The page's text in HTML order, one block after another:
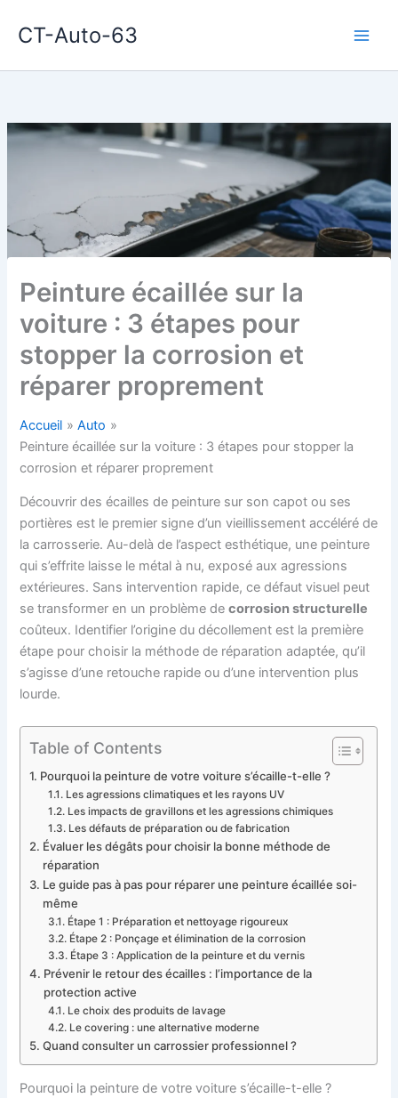
CT-Auto-63
Peinture écaillée sur la
voiture : 3 étapes pour
stopper la corrosion et
réparer proprement
Accueil
Auto
Peinture écaillée sur la voiture : 3 étapes pour stopper la
corrosion et réparer proprement
Découvrir des écailles de peinture sur son capot ou ses
portières est le premier signe d’un vieillissement accéléré de
la carrosserie. Au-delà de l’aspect esthétique, une peinture
qui s’effrite laisse le métal à nu, exposé aux agressions
extérieures. Sans intervention rapide, ce défaut visuel peut
se transformer en un problème decorrosion structurelle
coûteux. Identifier l’origine du décollement est la première
étape pour choisir la méthode de réparation adaptée, qu’il
s’agisse d’une retouche rapide ou d’une intervention plus
lourde.
Table of Contents
Pourquoi la peinture de votre voiture s’écaille-t-elle ?
Les agressions climatiques et les rayons UV
Les impacts de gravillons et les agressions chimiques
Les défauts de préparation ou de fabrication
Évaluer les dégâts pour choisir la bonne méthode de
réparation
Le guide pas à pas pour réparer une peinture écaillée soi-
même
Étape 1 : Préparation et nettoyage rigoureux
Étape 2 : Ponçage et élimination de la corrosion
Étape 3 : Application de la peinture et du vernis
Prévenir le retour des écailles : l’importance de la
protection active
Le choix des produits de lavage
Le covering : une alternative moderne
Quand consulter un carrossier professionnel ?
Pourquoi la peinture de votre voiture s’écaille-t-elle ?